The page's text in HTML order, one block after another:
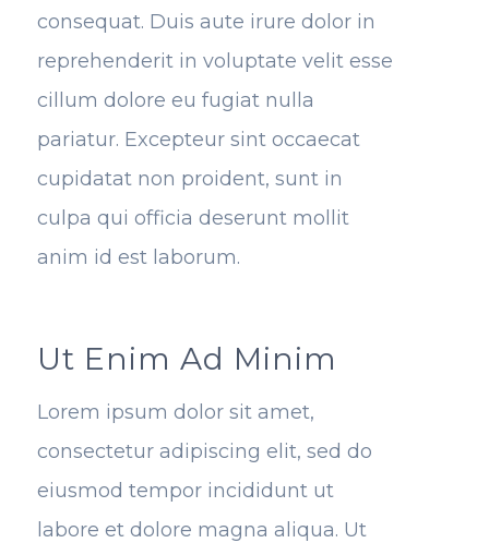
consequat. Duis aute irure dolor in
reprehenderit in voluptate velit esse
cillum dolore eu fugiat nulla
pariatur. Excepteur sint occaecat
cupidatat non proident, sunt in
culpa qui officia deserunt mollit
anim id est laborum.
Ut Enim Ad Minim
Lorem ipsum dolor sit amet,
consectetur adipiscing elit, sed do
eiusmod tempor incididunt ut
labore et dolore magna aliqua. Ut